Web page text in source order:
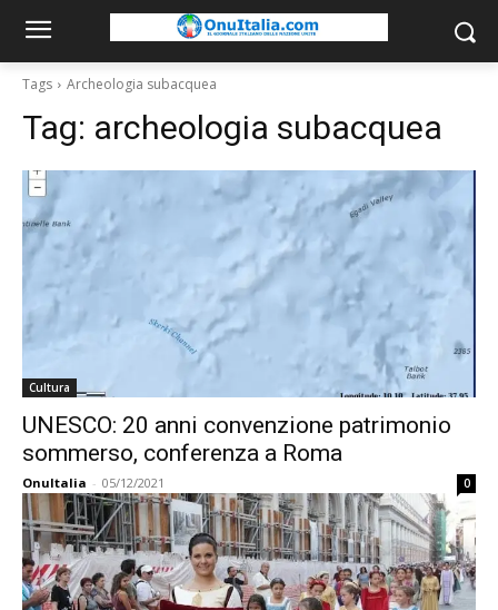
Tags Archeologia subacquea
Tag: archeologia subacquea
Cultura
UNESCO: 20 anni convenzione patrimonio
sommerso, conferenza a Roma
OnuItalia - 05/12/2021 0